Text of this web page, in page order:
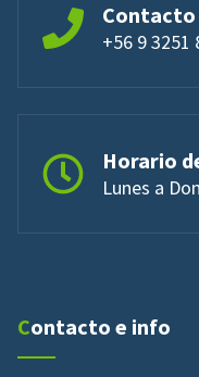
Contacto
+56 9 3251
Horario
Lunes a
Contacto e info